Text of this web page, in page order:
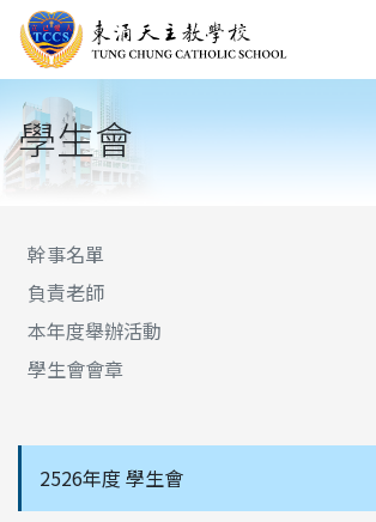
學生會
幹事名單
負責老師
本年度舉辦活動
學生會會章
2526年度 學生會